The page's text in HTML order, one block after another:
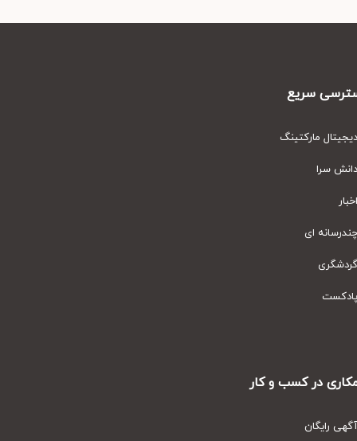
سریع
مارکتینگ
سرا
ای
در کسب و کار
رایگان